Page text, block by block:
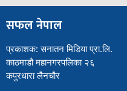
सफल नेपाल
प्रकाशक: सनातन मिडिया प्रा.लि.
काठमाडौ महानगरपलिका २६
कपुरधारा लैनचौर